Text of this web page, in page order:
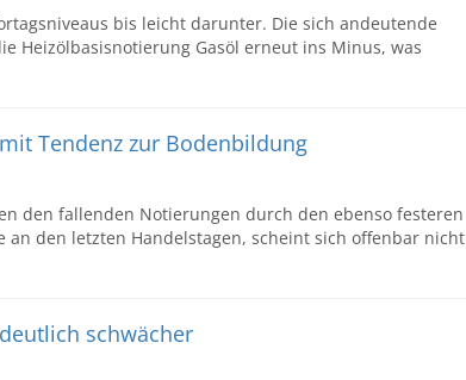
bis leicht darunter. Die sich andeutende
Heizölbasisnotierung Gasöl erneut ins Minus, was
Tendenz zur Bodenbildung
den fallenden Notierungen durch den ebenso festeren
den letzten Handelstagen, scheint sich offenbar nicht
schwächer